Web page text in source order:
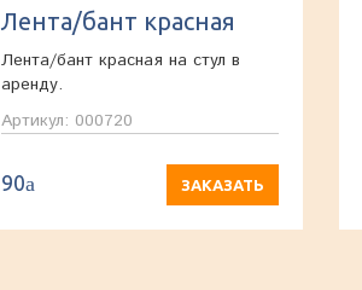
Лента/бант красная
Лента/бант красная на стул в
аренду.
Артикул: 000720
90a ЗАКАЗАТЬ